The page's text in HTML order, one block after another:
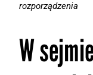
rozporządzenia
W